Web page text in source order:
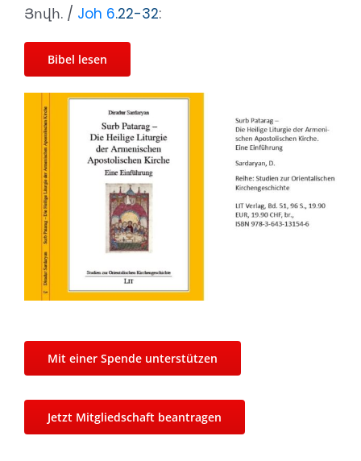
Յովհ. / Joh 6.22-32:
Bibel lesen
Mit einer Spende unterstützen
Jetzt Mitgliedschaft beantragen